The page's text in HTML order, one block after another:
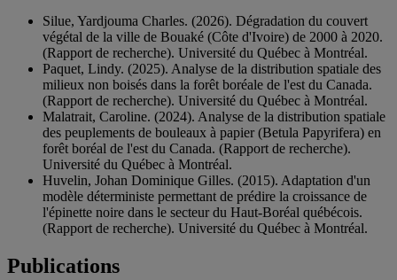
Silue, Yardjouma Charles. (2026). Dégradation du couvert
végétal de la ville de Bouaké (Côte d'Ivoire) de 2000 à 2020.
(Rapport de recherche). Université du Québec à Montréal.
Paquet, Lindy. (2025). Analyse de la distribution spatiale des
milieux non boisés dans la forêt boréale de l'est du Canada.
(Rapport de recherche). Université du Québec à Montréal.
Malatrait, Caroline. (2024). Analyse de la distribution spatiale
des peuplements de bouleaux à papier (Betula Papyrifera) en
forêt boréal de l'est du Canada. (Rapport de recherche).
Université du Québec à Montréal.
Huvelin, Johan Dominique Gilles. (2015). Adaptation d'un
modèle déterministe permettant de prédire la croissance de
l'épinette noire dans le secteur du Haut-Boréal québécois.
(Rapport de recherche). Université du Québec à Montréal.
Publications